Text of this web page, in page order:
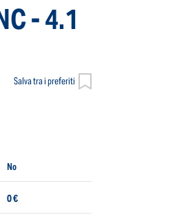
- 4.1
Salva tra i preferiti
No
0 €